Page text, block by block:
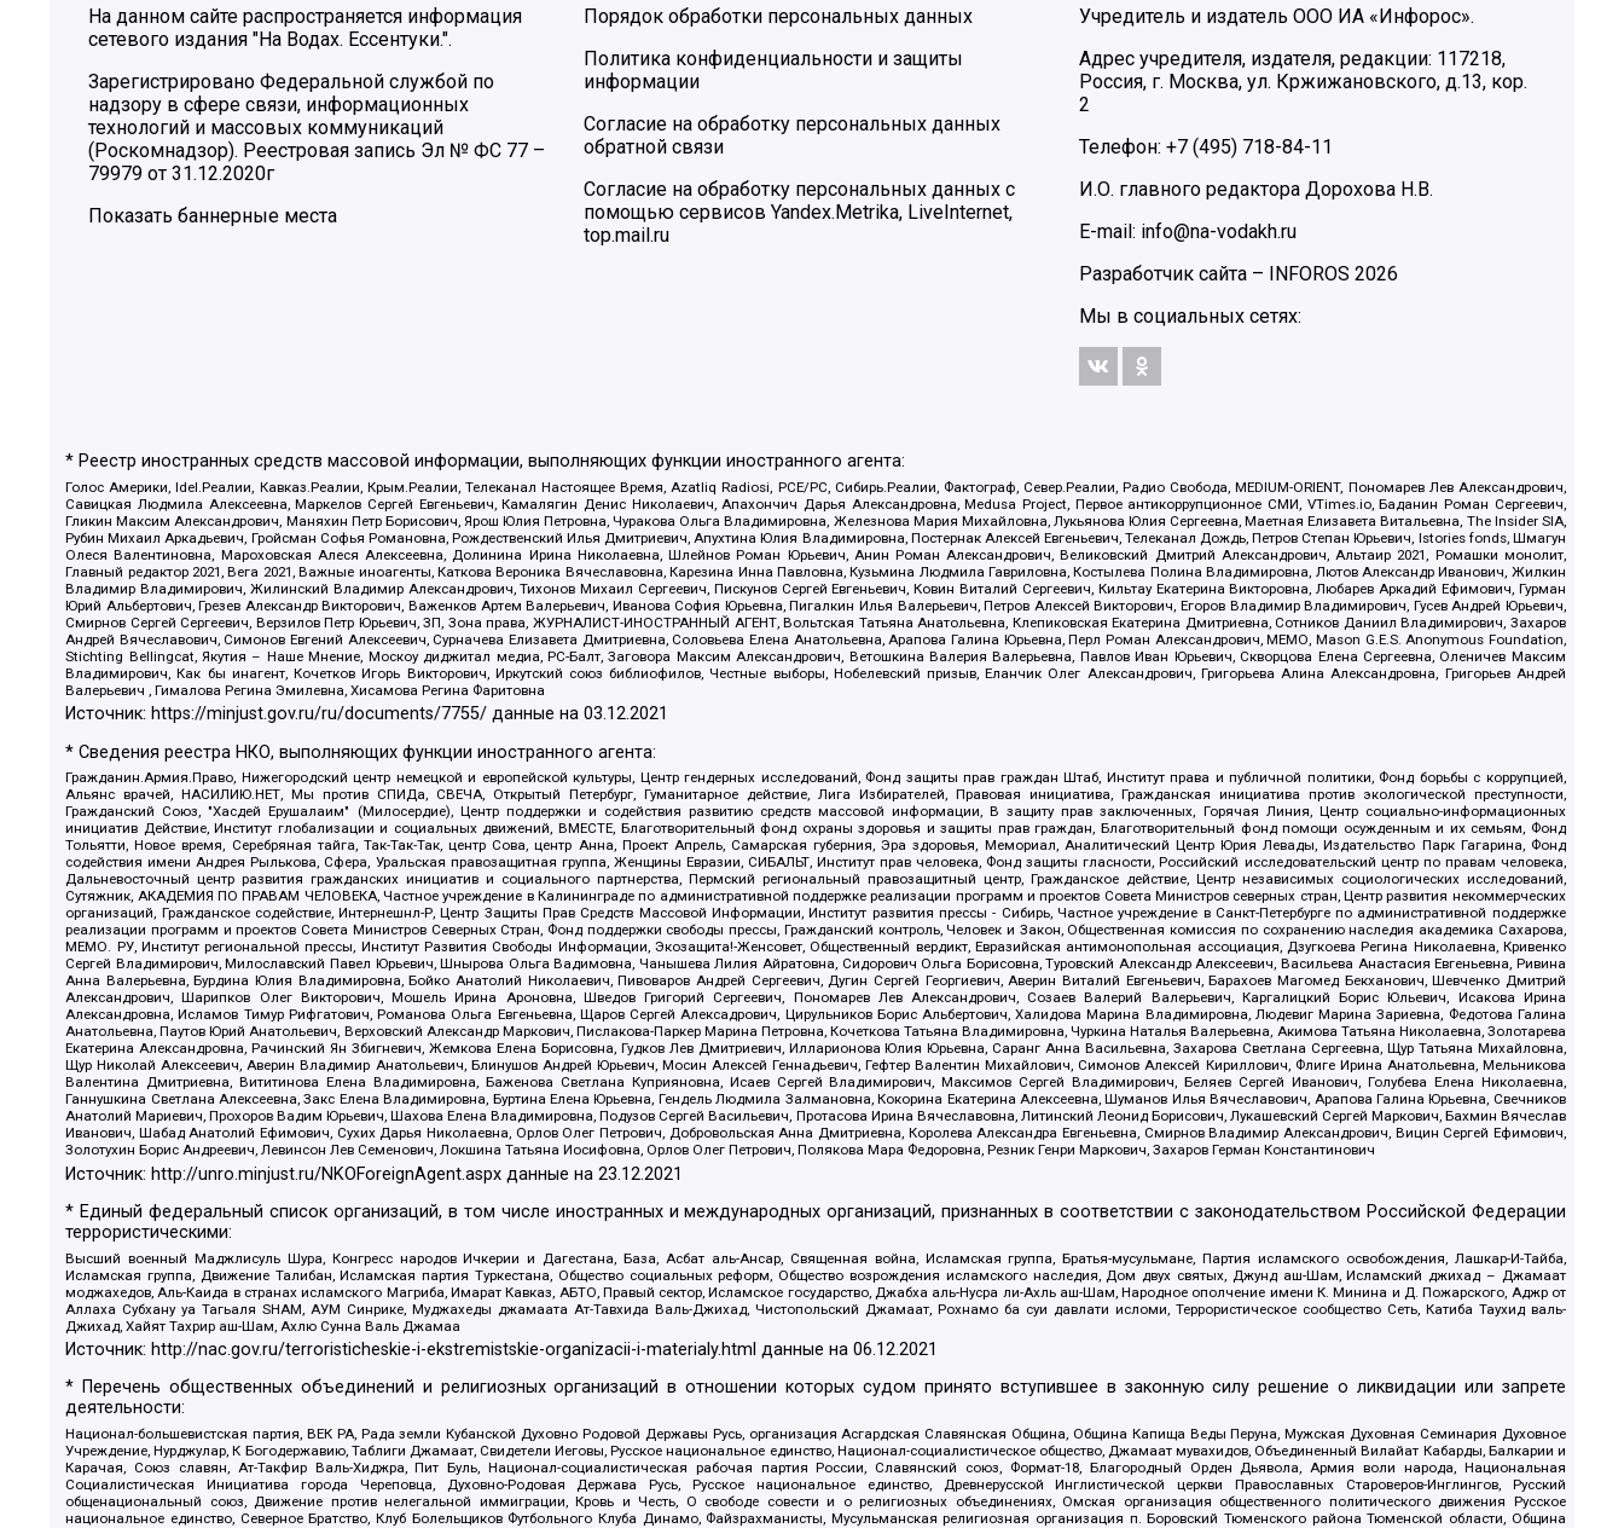
На данном сайте распространяется информация
сетевого издания "На Водах. Ессентуки.".
Зарегистрировано Федеральной службой по
надзору в сфере связи, информационных
технологий и массовых коммуникаций
(Роскомнадзор). Реестровая запись Эл № ФС 77 –
79979 от 31.12.2020г
Показать баннерные места
Порядок обработки персональных данных
Политика конфиденциальности и защиты
информации
Согласие на обработку персональных данных
обратной связи
Согласие на обработку персональных данных с
помощью сервисов Yandex.Metrika, LiveInternet,
top.mail.ru
Учредитель и издатель ООО ИА «Инфорос».
Адрес учредителя, издателя, редакции: 117218,
Россия, г. Москва, ул. Кржижановского, д.13, кор.
2
Телефон: +7 (495) 718-84-11
И.О. главного редактора Дорохова Н.В.
E-mail: info@na-vodakh.ru
Разработчик сайта –
INFOROS 2026
Мы в социальных сетях:
* Реестр иностранных средств массовой информации, выполняющих функции иностранного агента:
Голос Америки, Idel.Реалии, Кавказ.Реалии, Крым.Реалии, Телеканал Настоящее Время, Azatliq Radiosi, PCE/PC, Сибирь.Реалии, Фактограф, Север.Реалии, Радио Свобода, MEDIUM-ORIENT, Пономарев Лев Александрович,
Савицкая Людмила Алексеевна, Маркелов Сергей Евгеньевич, Камалягин Денис Николаевич, Апахончич Дарья Александровна, Medusa Project, Первое антикоррупционное СМИ, VTimes.io, Баданин Роман Сергеевич,
Гликин Максим Александрович, Маняхин Петр Борисович, Ярош Юлия Петровна, Чуракова Ольга Владимировна, Железнова Мария Михайловна, Лукьянова Юлия Сергеевна, Маетная Елизавета Витальевна, The Insider SIA,
Рубин Михаил Аркадьевич, Гройсман Софья Романовна, Рождественский Илья Дмитриевич, Апухтина Юлия Владимировна, Постернак Алексей Евгеньевич, Телеканал Дождь, Петров Степан Юрьевич, Istories fonds, Шмагун
Олеся Валентиновна, Мароховская Алеся Алексеевна, Долинина Ирина Николаевна, Шлейнов Роман Юрьевич, Анин Роман Александрович, Великовский Дмитрий Александрович, Альтаир 2021, Ромашки монолит,
Главный редактор 2021, Вега 2021, Важные иноагенты, Каткова Вероника Вячеславовна, Карезина Инна Павловна, Кузьмина Людмила Гавриловна, Костылева Полина Владимировна, Лютов Александр Иванович, Жилкин
Владимир Владимирович, Жилинский Владимир Александрович, Тихонов Михаил Сергеевич, Пискунов Сергей Евгеньевич, Ковин Виталий Сергеевич, Кильтау Екатерина Викторовна, Любарев Аркадий Ефимович, Гурман
Юрий Альбертович, Грезев Александр Викторович, Важенков Артем Валерьевич, Иванова София Юрьевна, Пигалкин Илья Валерьевич, Петров Алексей Викторович, Егоров Владимир Владимирович, Гусев Андрей Юрьевич,
Смирнов Сергей Сергеевич, Верзилов Петр Юрьевич, ЗП, Зона права, ЖУРНАЛИСТ-ИНОСТРАННЫЙ АГЕНТ, Вольтская Татьяна Анатольевна, Клепиковская Екатерина Дмитриевна, Сотников Даниил Владимирович, Захаров
Андрей Вячеславович, Симонов Евгений Алексеевич, Сурначева Елизавета Дмитриевна, Соловьева Елена Анатольевна, Арапова Галина Юрьевна, Перл Роман Александрович, МЕМО, Mason G.E.S. Anonymous Foundation,
Stichting Bellingcat, Якутия – Наше Мнение, Москоу диджитал медиа, РС-Балт, Заговора Максим Александрович, Ветошкина Валерия Валерьевна, Павлов Иван Юрьевич, Скворцова Елена Сергеевна, Оленичев Максим
Владимирович, Как бы инагент, Кочетков Игорь Викторович, Иркутский союз библиофилов, Честные выборы, Нобелевский призыв, Еланчик Олег Александрович, Григорьева Алина Александровна, Григорьев Андрей
Валерьевич , Гималова Регина Эмилевна, Хисамова Регина Фаритовна
Источник: https://minjust.gov.ru/ru/documents/7755/ данные на03.12.2021
* Сведения реестра НКО, выполняющих функции иностранного агента:
Гражданин.Армия.Право, Нижегородский центр немецкой и европейской культуры, Центр гендерных исследований, Фонд защиты прав граждан Штаб, Институт права и публичной политики, Фонд борьбы с коррупцией,
Альянс врачей, НАСИЛИЮ.НЕТ, Мы против СПИДа, СВЕЧА, Открытый Петербург, Гуманитарное действие, Лига Избирателей, Правовая инициатива, Гражданская инициатива против экологической преступности,
Гражданский Союз, "Хасдей Ерушалаим" (Милосердие), Центр поддержки и содействия развитию средств массовой информации, В защиту прав заключенных, Горячая Линия, Центр социально-информационных
инициатив Действие, Институт глобализации и социальных движений, ВМЕСТЕ, Благотворительный фонд охраны здоровья и защиты прав граждан, Благотворительный фонд помощи осужденным и их семьям, Фонд
Тольятти, Новое время, Серебряная тайга, Так-Так-Так, центр Сова, центр Анна, Проект Апрель, Самарская губерния, Эра здоровья, Мемориал, Аналитический Центр Юрия Левады, Издательство Парк Гагарина, Фонд
содействия имени Андрея Рылькова, Сфера, Уральская правозащитная группа, Женщины Евразии, СИБАЛЬТ, Институт прав человека, Фонд защиты гласности, Российский исследовательский центр по правам человека,
Дальневосточный центр развития гражданских инициатив и социального партнерства, Пермский региональный правозащитный центр, Гражданское действие, Центр независимых социологических исследований,
Сутяжник, АКАДЕМИЯ ПО ПРАВАМ ЧЕЛОВЕКА, Частное учреждение в Калининграде по административной поддержке реализации программ и проектов Совета Министров северных стран, Центр развития некоммерческих
организаций, Гражданское содействие, Интернешнл-Р, Центр Защиты Прав Средств Массовой Информации, Институт развития прессы - Сибирь, Частное учреждение в Санкт-Петербурге по административной поддержке
реализации программ и проектов Совета Министров Северных Стран, Фонд поддержки свободы прессы, Гражданский контроль, Человек и Закон, Общественная комиссия по сохранению наследия академика Сахарова,
МЕМО. РУ, Институт региональной прессы, Институт Развития Свободы Информации, Экозащита!-Женсовет, Общественный вердикт, Евразийская антимонопольная ассоциация, Дзугкоева Регина Николаевна, Кривенко
Сергей Владимирович, Милославский Павел Юрьевич, Шнырова Ольга Вадимовна, Чанышева Лилия Айратовна, Сидорович Ольга Борисовна, Туровский Александр Алексеевич, Васильева Анастасия Евгеньевна, Ривина
Анна Валерьевна, Бурдина Юлия Владимировна, Бойко Анатолий Николаевич, Пивоваров Андрей Сергеевич, Дугин Сергей Георгиевич, Аверин Виталий Евгеньевич, Барахоев Магомед Бекханович, Шевченко Дмитрий
Александрович, Шарипков Олег Викторович, Мошель Ирина Ароновна, Шведов Григорий Сергеевич, Пономарев Лев Александрович, Созаев Валерий Валерьевич, Каргалицкий Борис Юльевич, Исакова Ирина
Александровна, Исламов Тимур Рифгатович, Романова Ольга Евгеньевна, Щаров Сергей Алексадрович, Цирульников Борис Альбертович, Халидова Марина Владимировна, Людевиг Марина Зариевна, Федотова Галина
Анатольевна, Паутов Юрий Анатольевич, Верховский Александр Маркович, Пислакова-Паркер Марина Петровна, Кочеткова Татьяна Владимировна, Чуркина Наталья Валерьевна, Акимова Татьяна Николаевна, Золотарева
Екатерина Александровна, Рачинский Ян Збигневич, Жемкова Елена Борисовна, Гудков Лев Дмитриевич, Илларионова Юлия Юрьевна, Саранг Анна Васильевна, Захарова Светлана Сергеевна, Щур Татьяна Михайловна,
Щур Николай Алексеевич, Аверин Владимир Анатольевич, Блинушов Андрей Юрьевич, Мосин Алексей Геннадьевич, Гефтер Валентин Михайлович, Симонов Алексей Кириллович, Флиге Ирина Анатольевна, Мельникова
Валентина Дмитриевна, Вититинова Елена Владимировна, Баженова Светлана Куприяновна, Исаев Сергей Владимирович, Максимов Сергей Владимирович, Беляев Сергей Иванович, Голубева Елена Николаевна,
Ганнушкина Светлана Алексеевна, Закс Елена Владимировна, Буртина Елена Юрьевна, Гендель Людмила Залмановна, Кокорина Екатерина Алексеевна, Шуманов Илья Вячеславович, Арапова Галина Юрьевна, Свечников
Анатолий Мариевич, Прохоров Вадим Юрьевич, Шахова Елена Владимировна, Подузов Сергей Васильевич, Протасова Ирина Вячеславовна, Литинский Леонид Борисович, Лукашевский Сергей Маркович, Бахмин Вячеслав
Иванович, Шабад Анатолий Ефимович, Сухих Дарья Николаевна, Орлов Олег Петрович, Добровольская Анна Дмитриевна, Королева Александра Евгеньевна, Смирнов Владимир Александрович, Вицин Сергей Ефимович,
Золотухин Борис Андреевич, Левинсон Лев Семенович, Локшина Татьяна Иосифовна, Орлов Олег Петрович, Полякова Мара Федоровна, Резник Генри Маркович, Захаров Герман Константинович
Источник: http://unro.minjust.ru/NKOForeignAgent.aspx данные на23.12.2021
* Единый федеральный список организаций, в том числе иностранных и международных организаций, признанных в соответствии с законодательством Российской Федерации
террористическими:
Высший военный Маджлисуль Шура, Конгресс народов Ичкерии и Дагестана, База, Асбат аль-Ансар, Священная война, Исламская группа, Братья-мусульмане, Партия исламского освобождения, Лашкар-И-Тайба,
Исламская группа, Движение Талибан, Исламская партия Туркестана, Общество социальных реформ, Общество возрождения исламского наследия, Дом двух святых, Джунд аш-Шам, Исламский джихад – Джамаат
моджахедов, Аль-Каида в странах исламского Магриба, Имарат Кавказ, АБТО, Правый сектор, Исламское государство, Джабха аль-Нусра ли-Ахль аш-Шам, Народное ополчение имени К. Минина и Д. Пожарского, Аджр от
Аллаха Субхану уа Тагьаля SHAM, АУМ Синрике, Муджахеды джамаата Ат-Тавхида Валь-Джихад, Чистопольский Джамаат, Рохнамо ба суи давлати исломи, Террористическое сообщество Сеть, Катиба Таухид валь-
Джихад, Хайят Тахрир аш-Шам, Ахлю Сунна Валь Джамаа
Источник: http://nac.gov.ru/terroristicheskie-i-ekstremistskie-organizacii-i-materialy.html данные на06.12.2021
* Перечень общественных объединений и религиозных организаций в отношении которых судом принято вступившее в законную силу решение о ликвидации или запрете
деятельности:
Национал-большевистская партия, ВЕК РА, Рада земли Кубанской Духовно Родовой Державы Русь, организация Асгардская Славянская Община, Община Капища Веды Перуна, Мужская Духовная Семинария Духовное
Учреждение, Нурджулар, К Богодержавию, Таблиги Джамаат, Свидетели Иеговы, Русское национальное единство, Национал-социалистическое общество, Джамаат мувахидов, Объединенный Вилайат Кабарды, Балкарии и
Карачая, Союз славян, Ат-Такфир Валь-Хиджра, Пит Буль, Национал-социалистическая рабочая партия России, Славянский союз, Формат-18, Благородный Орден Дьявола, Армия воли народа, Национальная
Социалистическая Инициатива города Череповца, Духовно-Родовая Держава Русь, Русское национальное единство, Древнерусской Инглистической церкви Православных Староверов-Инглингов, Русский
общенациональный союз, Движение против нелегальной иммиграции, Кровь и Честь, О свободе совести и о религиозных объединениях, Омская организация общественного политического движения Русское
национальное единство, Северное Братство, Клуб Болельщиков Футбольного Клуба Динамо, Файзрахманисты, Мусульманская религиозная организация п. Боровский Тюменского района Тюменской области, Община